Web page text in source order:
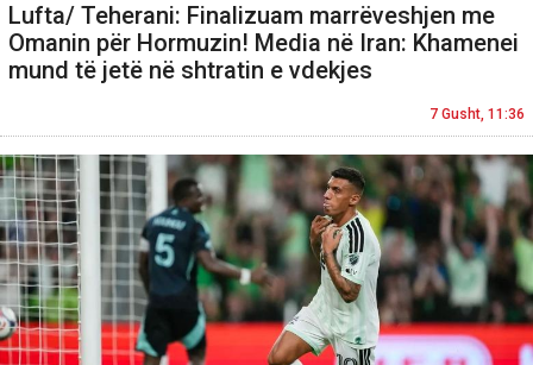
Lufta/ Teherani: Finalizuam marrëveshjen me
Omanin për Hormuzin! Media në Iran: Khamenei
mund të jetë në shtratin e vdekjes
7 Gusht, 11:36